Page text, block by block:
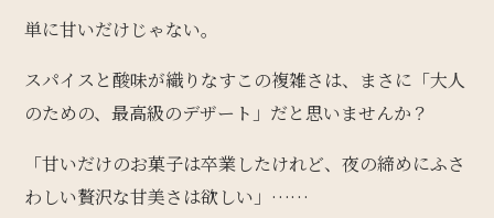
単に甘いだけじゃない。
スパイスと酸味が織りなすこの複雑さは、まさに「大人
のための、最高級のデザート」だと思いませんか？
「甘いだけのお菓子は卒業したけれど、夜の締めにふさ
わしい贅沢な甘美さは欲しい」……